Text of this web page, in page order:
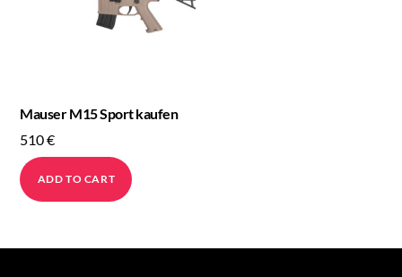
Mauser M15 Sport kaufen
510€
ADD TO CART